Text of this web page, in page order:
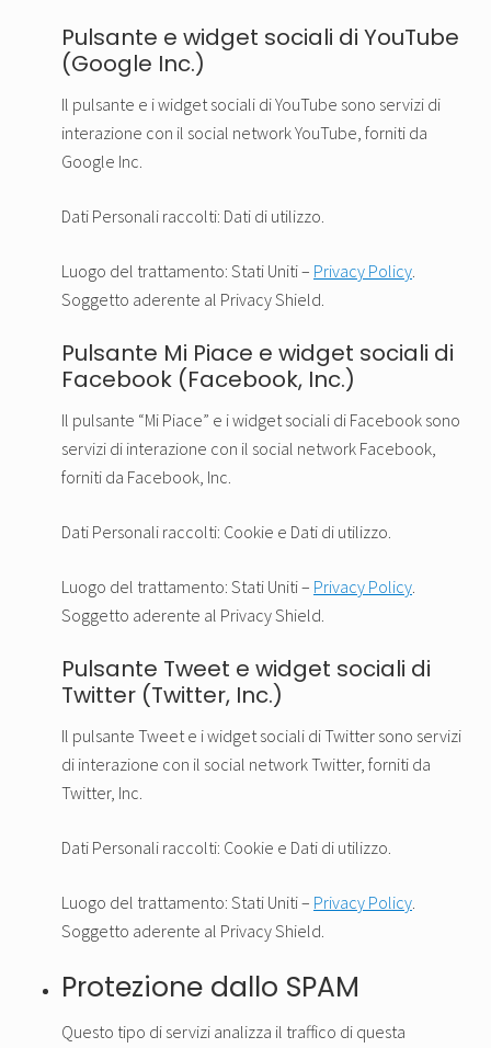
Pulsante e widget sociali di YouTube
(Google Inc.)
Il pulsante e i widget sociali di YouTube sono servizi di
interazione con il social network YouTube, forniti da
Google Inc.
Dati Personali raccolti: Dati di utilizzo.
Luogo del trattamento: Stati Uniti – Privacy Policy.
Soggetto aderente al Privacy Shield.
Pulsante Mi Piace e widget sociali di
Facebook (Facebook, Inc.)
Il pulsante “Mi Piace” e i widget sociali di Facebook sono
servizi di interazione con il social network Facebook,
forniti da Facebook, Inc.
Dati Personali raccolti: Cookie e Dati di utilizzo.
Luogo del trattamento: Stati Uniti – Privacy Policy.
Soggetto aderente al Privacy Shield.
Pulsante Tweet e widget sociali di
Twitter (Twitter, Inc.)
Il pulsante Tweet e i widget sociali di Twitter sono servizi
di interazione con il social network Twitter, forniti da
Twitter, Inc.
Dati Personali raccolti: Cookie e Dati di utilizzo.
Luogo del trattamento: Stati Uniti – Privacy Policy.
Soggetto aderente al Privacy Shield.
Protezione dallo SPAM
Questo tipo di servizi analizza il traffico di questa